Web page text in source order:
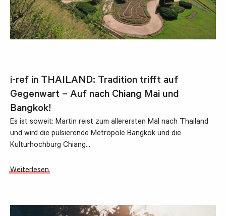
i-ref in THAILAND: Tradition trifft auf
Gegenwart – Auf nach Chiang Mai und
Bangkok!
Es ist soweit: Martin reist zum allerersten Mal nach Thailand
und wird die pulsierende Metropole Bangkok und die
Kulturhochburg Chiang…
Weiterlesen